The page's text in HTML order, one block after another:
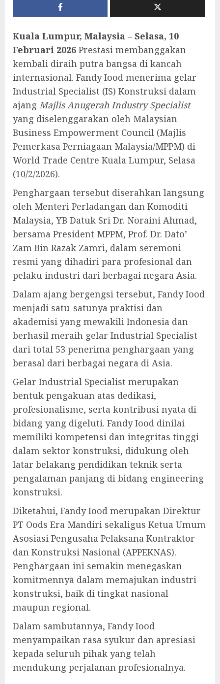
Kuala Lumpur, Malaysia – Selasa, 10
Februari 2026 Prestasi membanggakan
kembali diraih putra bangsa di kancah
internasional. Fandy Iood menerima gelar
Industrial Specialist (IS) Konstruksi dalam
ajang Majlis Anugerah Industry Specialist
yang diselenggarakan oleh Malaysian
Business Empowerment Council (Majlis
Pemerkasa Perniagaan Malaysia/MPPM) di
World Trade Centre Kuala Lumpur, Selasa
(10/2/2026).
Penghargaan tersebut diserahkan langsung
oleh Menteri Perladangan dan Komoditi
Malaysia, YB Datuk Sri Dr. Noraini Ahmad,
bersama President MPPM, Prof. Dr. Dato’
Zam Bin Razak Zamri, dalam seremoni
resmi yang dihadiri para profesional dan
pelaku industri dari berbagai negara Asia.
Dalam ajang bergengsi tersebut, Fandy Iood
menjadi satu-satunya praktisi dan
akademisi yang mewakili Indonesia dan
berhasil meraih gelar Industrial Specialist
dari total 53 penerima penghargaan yang
berasal dari berbagai negara di Asia.
Gelar Industrial Specialist merupakan
bentuk pengakuan atas dedikasi,
profesionalisme, serta kontribusi nyata di
bidang yang digeluti. Fandy Iood dinilai
memiliki kompetensi dan integritas tinggi
dalam sektor konstruksi, didukung oleh
latar belakang pendidikan teknik serta
pengalaman panjang di bidang engineering
konstruksi.
Diketahui, Fandy Iood merupakan Direktur
PT Oods Era Mandiri sekaligus Ketua Umum
Asosiasi Pengusaha Pelaksana Kontraktor
dan Konstruksi Nasional (APPEKNAS).
Penghargaan ini semakin menegaskan
komitmennya dalam memajukan industri
konstruksi, baik di tingkat nasional
maupun regional.
Dalam sambutannya, Fandy Iood
menyampaikan rasa syukur dan apresiasi
kepada seluruh pihak yang telah
mendukung perjalanan profesionalnya.